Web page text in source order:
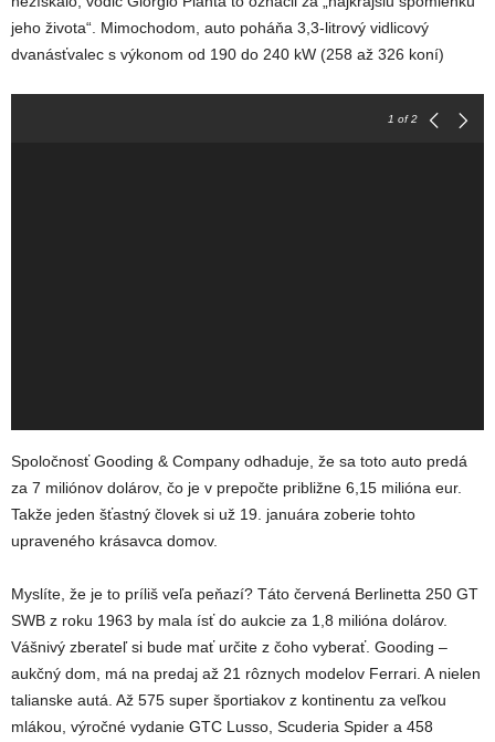
jeho života“. Mimochodom, auto poháňa 3,3-litrový vidlicový
dvanásťvalec s výkonom od 190 do 240 kW (258 až 326 koní)
1 of 2
Spoločnosť Gooding & Company odhaduje, že sa toto auto predá
za 7 miliónov dolárov, čo je v prepočte približne 6,15 milióna eur.
Takže jeden šťastný človek si už 19. januára zoberie tohto
upraveného krásavca domov.
Myslíte, že je to príliš veľa peňazí? Táto červená Berlinetta 250 GT
SWB z roku 1963 by mala ísť do aukcie za 1,8 milióna dolárov.
Vášnivý zberateľ si bude mať určite z čoho vyberať. Gooding –
aukčný dom, má na predaj až 21 rôznych modelov Ferrari. A nielen
talianske autá. Až 575 super športiakov z kontinentu za veľkou
mlákou, výročné vydanie GTC Lusso, Scuderia Spider a 458